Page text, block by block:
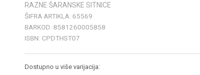
RAZNE ŠARANSKE SITNICE
ŠIFRA ARTIKLA: 65569
BARKOD: 8581260005858
ISBN: CPDTHST07
Dostupno u više varijacija: